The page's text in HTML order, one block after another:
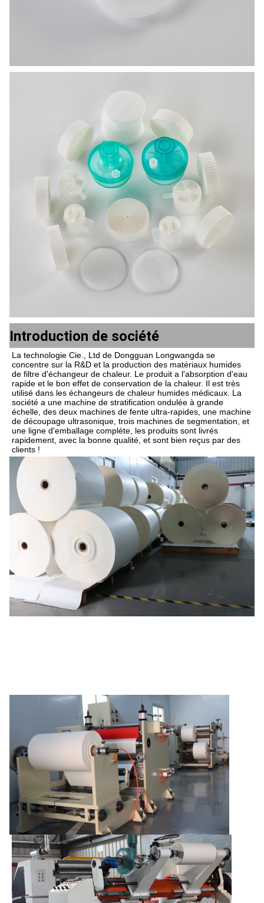
Introduction de société
La technologie Cie., Ltd de Dongguan Longwangda se
concentre sur la R&D et la production des matériaux humides
de filtre d'échangeur de chaleur. Le produit a l'absorption d'eau
rapide et le bon effet de conservation de la chaleur. Il est très
utilisé dans les échangeurs de chaleur humides médicaux. La
société a une machine de stratification ondulée à grande
échelle, des deux machines de fente ultra-rapides, une machine
de découpage ultrasonique, trois machines de segmentation, et
une ligne d'emballage complète, les produits sont livrés
rapidement, avec la bonne qualité, et sont bien reçus par des
clients !